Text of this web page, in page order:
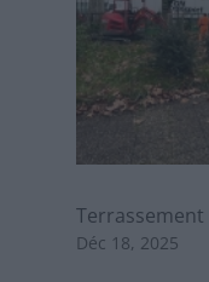
Déc 18, 2025